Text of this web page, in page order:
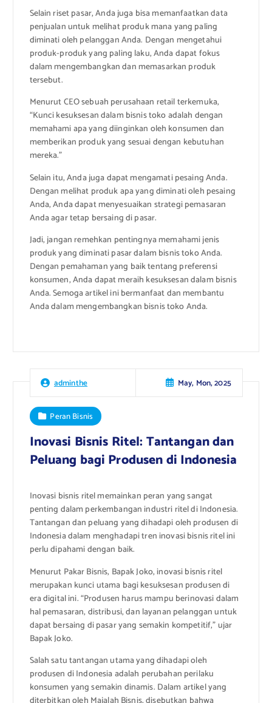
Selain riset pasar, Anda juga bisa memanfaatkan data
penjualan untuk melihat produk mana yang paling
diminati oleh pelanggan Anda. Dengan mengetahui
produk-produk yang paling laku, Anda dapat fokus
dalam mengembangkan dan memasarkan produk
tersebut.
Menurut CEO sebuah perusahaan retail terkemuka,
“Kunci kesuksesan dalam bisnis toko adalah dengan
memahami apa yang diinginkan oleh konsumen dan
memberikan produk yang sesuai dengan kebutuhan
mereka.”
Selain itu, Anda juga dapat mengamati pesaing Anda.
Dengan melihat produk apa yang diminati oleh pesaing
Anda, Anda dapat menyesuaikan strategi pemasaran
Anda agar tetap bersaing di pasar.
Jadi, jangan remehkan pentingnya memahami jenis
produk yang diminati pasar dalam bisnis toko Anda.
Dengan pemahaman yang baik tentang preferensi
konsumen, Anda dapat meraih kesuksesan dalam bisnis
Anda. Semoga artikel ini bermanfaat dan membantu
Anda dalam mengembangkan bisnis toko Anda.
adminthe May, Mon, 2025
Peran Bisnis
Inovasi Bisnis Ritel: Tantangan dan
Peluang bagi Produsen di Indonesia
Inovasi bisnis ritel memainkan peran yang sangat
penting dalam perkembangan industri ritel di Indonesia.
Tantangan dan peluang yang dihadapi oleh produsen di
Indonesia dalam menghadapi tren inovasi bisnis ritel ini
perlu dipahami dengan baik.
Menurut Pakar Bisnis, Bapak Joko, inovasi bisnis ritel
merupakan kunci utama bagi kesuksesan produsen di
era digital ini. “Produsen harus mampu berinovasi dalam
hal pemasaran, distribusi, dan layanan pelanggan untuk
dapat bersaing di pasar yang semakin kompetitif,” ujar
Bapak Joko.
Salah satu tantangan utama yang dihadapi oleh
produsen di Indonesia adalah perubahan perilaku
konsumen yang semakin dinamis. Dalam artikel yang